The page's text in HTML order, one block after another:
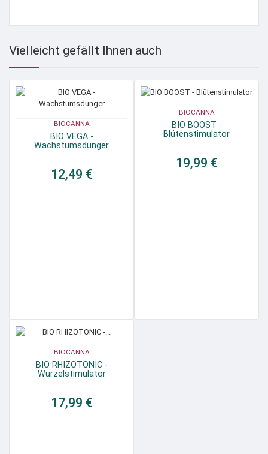
Vielleicht gefällt Ihnen auch
BIOCANNA
BIO VEGA -
Wachstumsdünger
12,49 €
BIOCANNA
BIO BOOST -
Blütenstimulator
19,99 €
BIOCANNA
BIO RHIZOTONIC -
Wurzelstimulator
17,99 €